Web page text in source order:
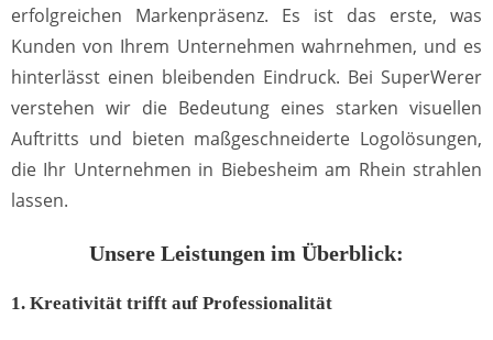
erfolgreichen Markenpräsenz. Es ist das erste, was
Kunden von Ihrem Unternehmen wahrnehmen, und es
hinterlässt einen bleibenden Eindruck. Bei SuperWerer
verstehen wir die Bedeutung eines starken visuellen
Auftritts und bieten maßgeschneiderte Logolösungen,
die Ihr Unternehmen in Biebesheim am Rhein strahlen
lassen.
Unsere Leistungen im Überblick:
1. Kreativität trifft auf Professionalität